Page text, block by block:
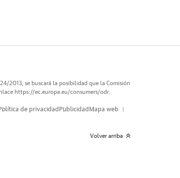
2013, se buscará la posibilidad que la Comisión
https://ec.europa.eu/consumers/odr.
de privacidad Publicidad Mapa web
Volver arriba